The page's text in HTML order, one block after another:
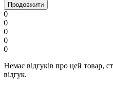
Продовжити
0
0
0
0
0
Немає відгуків про цей товар,
відгук.